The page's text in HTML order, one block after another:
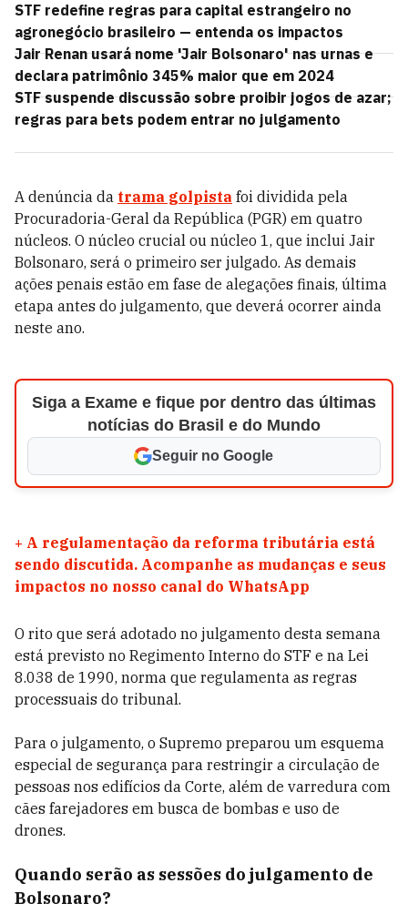
STF redefine regras para capital estrangeiro no
agronegócio brasileiro — entenda os impactos
Jair Renan usará nome 'Jair Bolsonaro' nas urnas e
declara patrimônio 345% maior que em 2024
STF suspende discussão sobre proibir jogos de azar;
regras para bets podem entrar no julgamento
A denúncia da trama golpista foi dividida pela
Procuradoria-Geral da República (PGR) em quatro
núcleos. O núcleo crucial ou núcleo 1, que inclui Jair
Bolsonaro, será o primeiro ser julgado. As demais
ações penais estão em fase de alegações finais, última
etapa antes do julgamento, que deverá ocorrer ainda
neste ano.
Siga a Exame e fique por dentro das últimas
notícias do Brasil e do Mundo
Seguir no Google
+ A regulamentação da reforma tributária está
sendo discutida. Acompanhe as mudanças e seus
impactos no nosso canal do WhatsApp
O rito que será adotado no julgamento desta semana
está previsto no Regimento Interno do STF e na Lei
8.038 de 1990, norma que regulamenta as regras
processuais do tribunal.
Para o julgamento, o Supremo preparou um esquema
especial de segurança para restringir a circulação de
pessoas nos edifícios da Corte, além de varredura com
cães farejadores em busca de bombas e uso de
drones.
Quando serão as sessões do julgamento de
Bolsonaro?